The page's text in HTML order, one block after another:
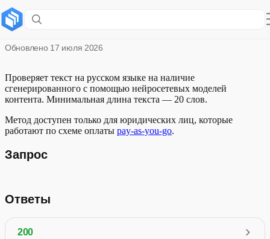
Проверить текст на ИИ
Обновлено 17 июля 2026
Проверяет текст на русском языке на наличие
сгенерированного с помощью нейросетевых моделей
контента. Минимальная длина текста — 20 слов.
Метод доступен только для юридических лиц, которые
работают по схеме оплаты pay-as-you-go.
Запрос
Ответы
200